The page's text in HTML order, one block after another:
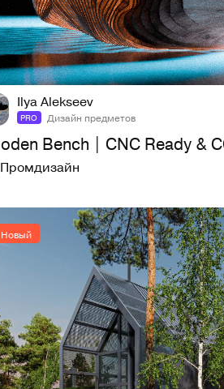
Ilya Alekseev
PRO Дизайн предметов
Промдизайн
Новый